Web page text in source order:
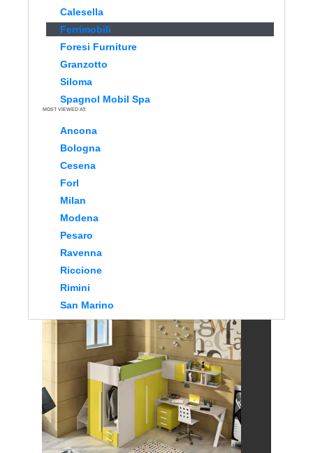
Calesella
Ferrimobili
Foresi Furniture
Granzotto
Siloma
Spagnol Mobil Spa
MOST VIEWED AT:
Ancona
Bologna
Cesena
Forl
Milan
Modena
Pesaro
Ravenna
Riccione
Rimini
San Marino